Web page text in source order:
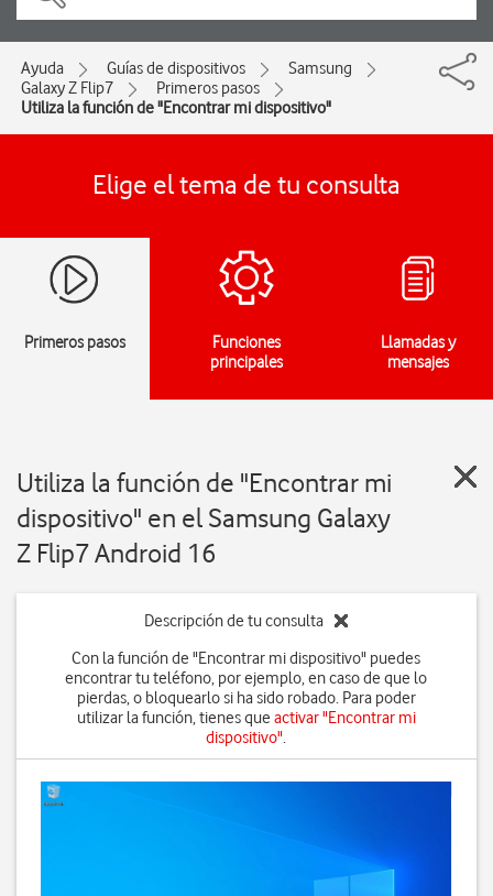
Ayuda Guías de dispositivos
Samsung
Galaxy Z Flip7
Primeros pasos
Utiliza la función de "Encontrar mi dispositivo"
Elige el tema de tu consulta
Primeros pasos
Funciones
principales
Llamadas y
mensajes
Utiliza la función de "Encontrar mi
dispositivo" en el Samsung Galaxy
Z Flip7 Android 16
Descripción de tu consulta
Con la función de "Encontrar mi dispositivo" puedes
encontrar tu teléfono, por ejemplo, en caso de que lo
pierdas, o bloquearlo si ha sido robado. Para poder
utilizar la función, tienes que activar "Encontrar mi
dispositivo".